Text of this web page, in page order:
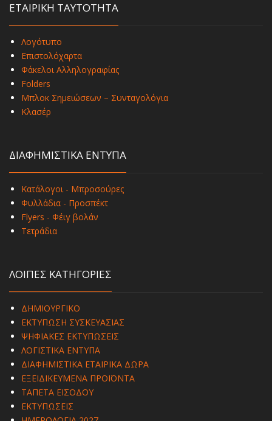
ΕΤΑΙΡΙΚΗ ΤΑΥΤΟΤΗΤΑ
Λογότυπο
Επιστολόχαρτα
Φάκελοι Αλληλογραφίας
Folders
Μπλοκ Σημειώσεων – Συνταγολόγια
Κλασέρ
ΔΙΑΦΗΜΙΣΤΙΚΑ ΕΝΤΥΠΑ
Κατάλογοι - Μπροσούρες
Φυλλάδια - Προσπέκτ
Flyers - Φέιγ βολάν
Τετράδια
ΛΟΙΠΕΣ ΚΑΤΗΓΟΡΙΕΣ
ΔΗΜΙΟΥΡΓΙΚΟ
ΕΚΤΥΠΩΣΗ ΣΥΣΚΕΥΑΣΙΑΣ
ΨΗΦΙΑΚΕΣ ΕΚΤΥΠΩΣΕΙΣ
ΛΟΓΙΣΤΙΚΑ ΕΝΤΥΠΑ
ΔΙΑΦΗΜΙΣΤΙΚΑ ΕΤΑΙΡΙΚΑ ΔΩΡΑ
ΕΞΕΙΔΙΚΕΥΜΕΝΑ ΠΡΟΪΟΝΤΑ
ΤΑΠΕΤΑ ΕΙΣΟΔΟΥ
ΕΚΤΥΠΩΣΕΙΣ